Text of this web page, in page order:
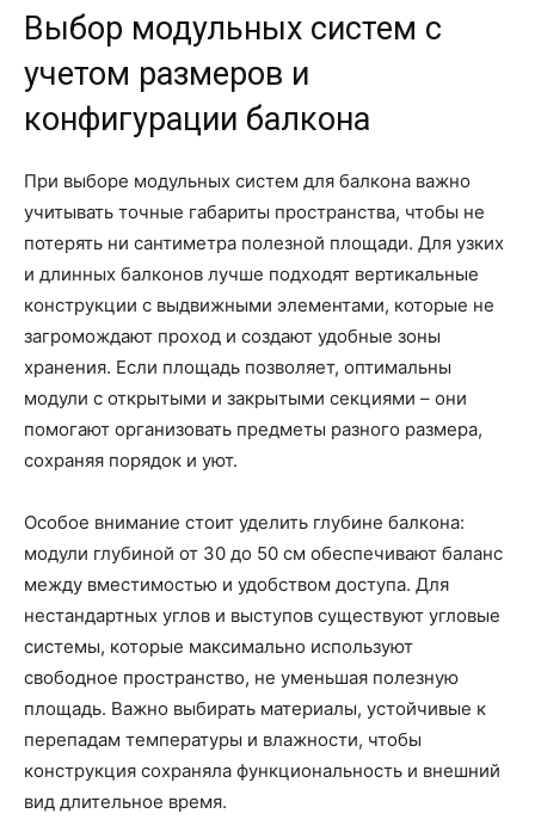
Выбор модульных систем с
учетом размеров и
конфигурации балкона
При выборе модульных систем для балкона важно
учитывать точные габариты пространства, чтобы не
потерять ни сантиметра полезной площади. Для узких
и длинных балконов лучше подходят вертикальные
конструкции с выдвижными элементами, которые не
загромождают проход и создают удобные зоны
хранения. Если площадь позволяет, оптимальны
модули с открытыми и закрытыми секциями – они
помогают организовать предметы разного размера,
сохраняя порядок и уют.
Особое внимание стоит уделить глубине балкона:
модули глубиной от 30 до 50 см обеспечивают баланс
между вместимостью и удобством доступа. Для
нестандартных углов и выступов существуют угловые
системы, которые максимально используют
свободное пространство, не уменьшая полезную
площадь. Важно выбирать материалы, устойчивые к
перепадам температуры и влажности, чтобы
конструкция сохраняла функциональность и внешний
вид длительное время.